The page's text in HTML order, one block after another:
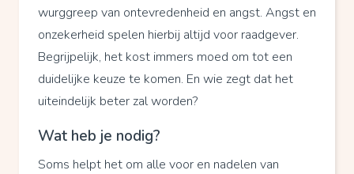
wurggreep van ontevredenheid en angst. Angst en
onzekerheid spelen hierbij altijd voor raadgever.
Begrijpelijk, het kost immers moed om tot een
duidelijke keuze te komen. En wie zegt dat het
uiteindelijk beter zal worden?
Wat heb je nodig?
Soms helpt het om alle voor en nadelen van